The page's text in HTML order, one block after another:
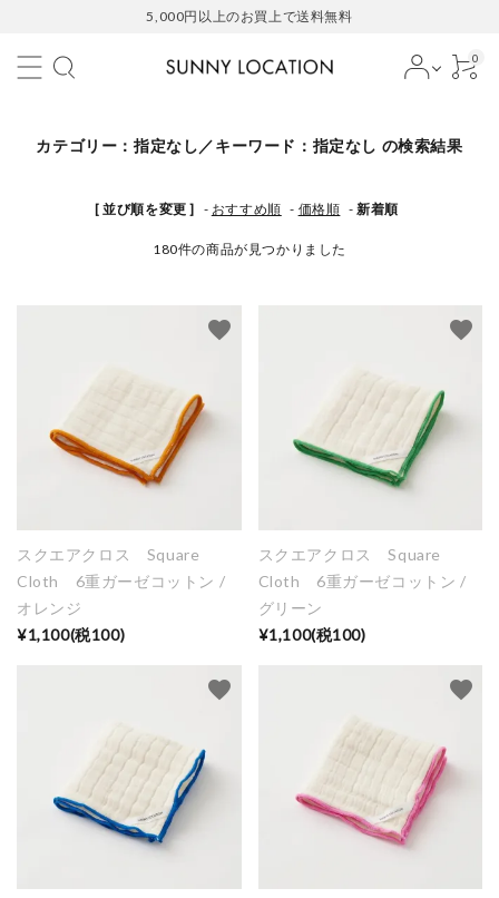
5,000円以上のお買上で送料無料
0
カテゴリー：指定なし／キーワード：指定なし の検索結果
[ 並び順を変更 ] - おすすめ順 - 価格順 -新着順
180件の商品が見つかりました
スクエアクロス Square
Cloth 6重ガーゼコットン /
オレンジ
¥1,100(税100)
favorite
スクエアクロス Square
Cloth 6重ガーゼコットン /
グリーン
¥1,100(税100)
favorite
favorite favorite